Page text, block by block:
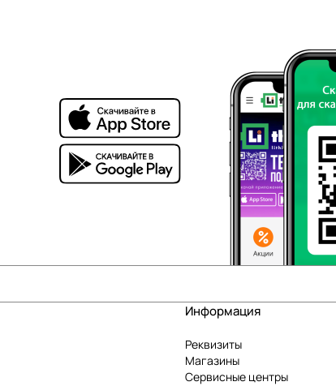
Информация
Реквизиты
Магазины
Сервисные центры